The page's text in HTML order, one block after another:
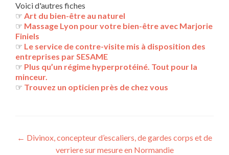
Voici d'autres fiches
☞ Art du bien-être au naturel
☞ Massage Lyon pour votre bien-être avec Marjorie
Finiels
☞ Le service de contre-visite mis à disposition des
entreprises par SESAME
☞ Plus qu’un régime hyperprotéiné. Tout pour la
minceur.
☞ Trouvez un opticien près de chez vous
Navigation
← Divinox, concepteur d’escaliers, de gardes corps et de
verriere sur mesure en Normandie